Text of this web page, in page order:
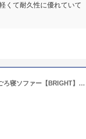
くて耐久性に優れていて
【5%クーポン＆ポイントUP★12/25(水)20:00〜23:59】【組立設置付き】ごろ寝ソファー【BRIGHT】ブライト クッション2個付き（ワイド座面 座面 広い ソファ 2人掛け 2.5人掛け sofa アームレスソファー ローソファー ロータイプ シンプル クッション付き グレー グレイ ネイビ